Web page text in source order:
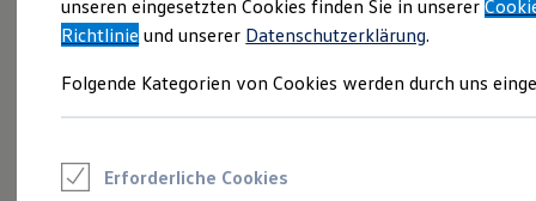
E-Auto-Förderung
Volkswagen Marktplatz
Junge Gebrauchtwagen und Gebrauchtwagen
Saisonangebote
unseren eingesetzten Cookies finden Sie in unserer
Richtlinie und unserer Datenschutzerklärung.
Folgende Kategorien von Cookies werden durch uns
Erforderliche Cookies